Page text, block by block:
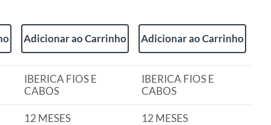
Adicionar ao Carrinho Adicionar ao Carrinho
IBERICA FIOS E
CABOS
IBERICA FIOS E
CABOS
12 MESES 12 MESES